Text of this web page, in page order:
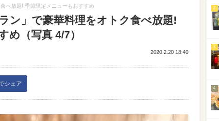
べ放題! 季節限定メニューもおすすめ
ン」で豪華料理をオトク食べ放題!
め（写真 4/7）
2020.2.20 18:40
シェア
2
3
4